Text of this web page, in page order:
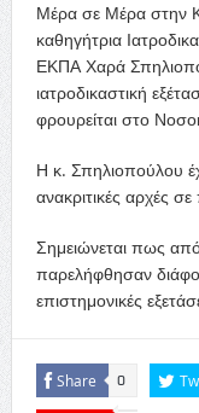
Μέρα σε Μέρα στην
καθηγήτρια
ΕΚΠΑ Χαρά
ιατροδικαστική
φρουρείται στο
Η κ. Σπηλιοπούλου
ανακριτικές αρχές
Σημειώνεται πως
παρελήφθησαν
επιστημονικές
Share 0